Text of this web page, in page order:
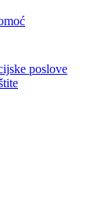
poslove